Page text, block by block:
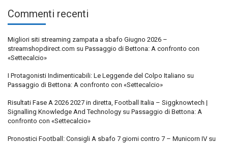
Commenti recenti
Migliori siti streaming zampata a sbafo Giugno 2026 –
streamshopdirect.com su Passaggio di Bettona: A confronto con
«Settecalcio»
I Protagonisti Indimenticabili: Le Leggende del Colpo Italiano su
Passaggio di Bettona: A confronto con «Settecalcio»
Risultati Fase A 2026 2027 in diretta, Football Italia – Siggknowtech |
Signalling Knowledge And Technology su Passaggio di Bettona: A
confronto con «Settecalcio»
Pronostici Football: Consigli A sbafo 7 giorni contro 7 – Municorn IV su